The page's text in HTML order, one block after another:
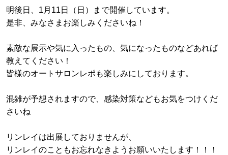
明後日、1月11日（日）まで開催しています。
是非、みなさまお楽しみくださいね！
素敵な展示や気に入ったもの、気になったものなどあれば
教えてください！
皆様のオートサロンレポも楽しみにしております。
混雑が予想されますので、感染対策などもお気をつけくだ
さいね
リンレイは出展しておりませんが、
リンレイのこともお忘れなきようお願いいたします！！！